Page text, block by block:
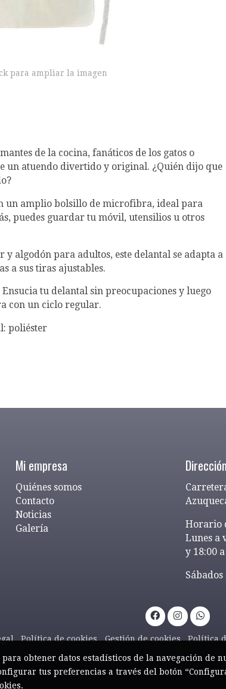
para ampliar la imagen
de la cocina, fanáticos de los gatos o
un atuendo divertido y original. ¿Quién dijo que
un amplio bolsillo de microfibra, ideal para
puedes guardar tu móvil, utensilios u otros
y algodón para adultos, este delantal se adapta a
a sus tiras ajustables.
Ensucia tu delantal sin preocupaciones y luego
con un ciclo regular.
poliéster
Mi empresa
Quiénes somos
Contacto
Noticias
Galería
Dirección
Horario
Lunes a
y 18:00
Sábados
Política de cookies Gestión de cookies Política
obtener datos estadísticos de la navegación de
tus preferencias a través del botón
.